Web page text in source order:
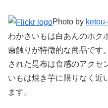
Photo by
わかさいもは白あんのホク
歯触りが特徴的な商品です
された昆布は食感のアクセ
いもは焼き芋に限りなく近
ます。